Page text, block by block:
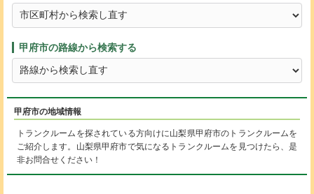
甲府市の路線から検索する
甲府市の地域情報
トランクルームを探されている方向けに山梨県甲府市のトランクルームを
ご紹介します。山梨県甲府市で気になるトランクルームを見つけたら、是
非お問合せください！